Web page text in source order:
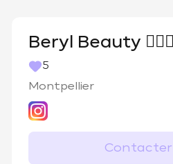
Beryl Beauty 🧘🏼‍♀️
5
Montpellier
Contacter